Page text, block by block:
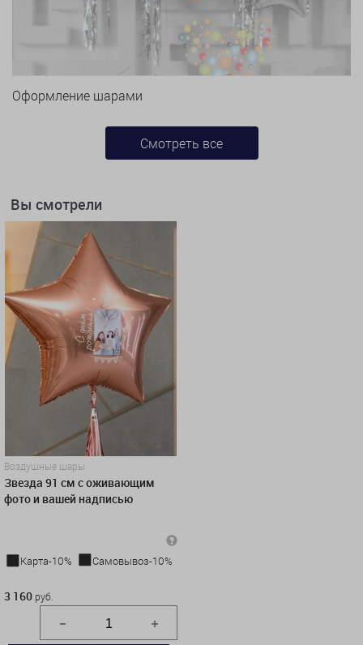
Оформление шарами
Смотреть все
Вы смотрели
Воздушные шары
Звезда 91 см с оживающим
фото и вашей надписью
Карта-10%
Самовывоз-10%
3 160 руб.